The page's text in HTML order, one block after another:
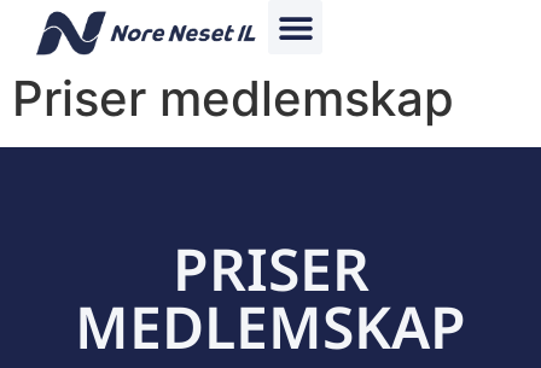
Priser medlemskap
PRISER
MEDLEMSKAP